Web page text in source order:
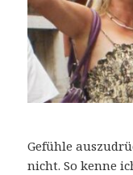
Gefühle
nicht. So kenne